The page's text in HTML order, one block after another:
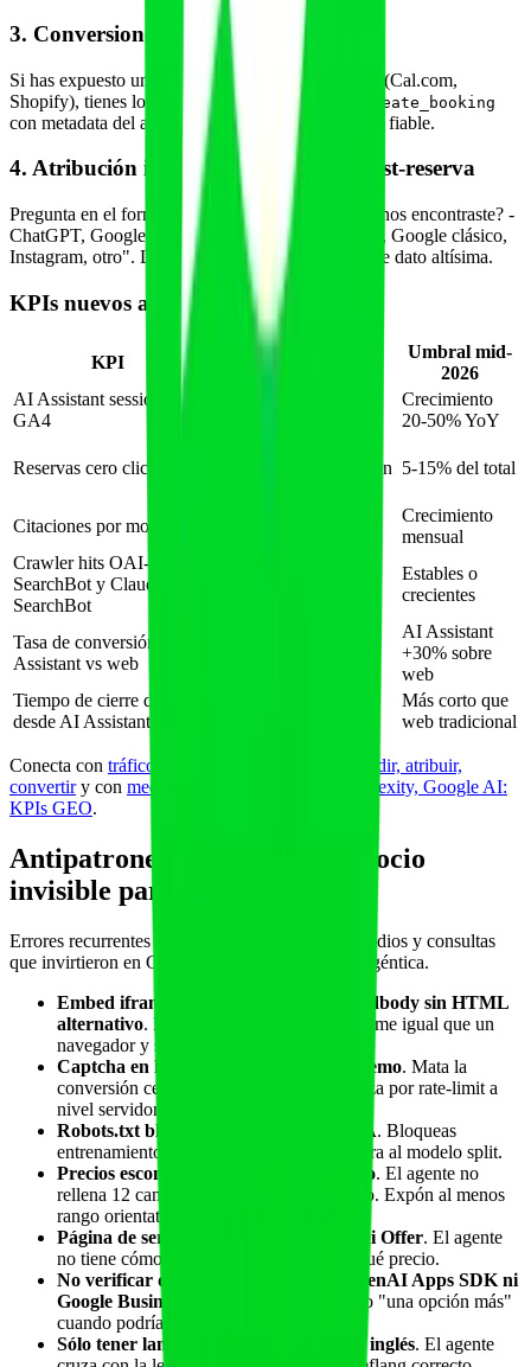
3. Conversiones en tu MCP server
Si has expuesto un MCP propio o uno gestionado (Cal.com,
Shopify), tienes log directo de invocaciones de
create_booking
con metadata del agente que llamó. Es el dato más fiable.
4. Atribución indirecta vía encuesta post-reserva
Pregunta en el formulario de bienvenida "¿Cómo nos encontraste? -
ChatGPT, Google AI, Claude, Perplexity, Gemini, Google clásico,
Instagram, otro". La fricción es baja y la calidad de dato altísima.
KPIs nuevos a vigilar
KPI
Umbral mid-
2026
AI Assistant sessions
GA4
Crecimiento
20-50% YoY
Reservas cero clicks
createBooking sin sesión 5-15% del total
Citaciones por motor
Crecimiento
mensual
Crawler hits OAI-
SearchBot y Claude-
SearchBot
Estables o
crecientes
Tasa de conversión AI
Assistant vs web
AI Assistant
+30% sobre
web
Tiempo de cierre demo
desde AI Assistant
Más corto que
web tradicional
Conecta con tráfico IA: ChatGPT, Perplexity, medir, atribuir,
convertiry con medir menciones ChatGPT, Perplexity, Google AI:
KPIs GEO.
Antipatrones que dejan tu negocio
invisible para los agentes
Errores recurrentes que vemos en gimnasios, estudios y consultas
que invirtieron en GEO pero ignoraron la capa agéntica.
Embed iframe puro de Calendly o Mindbody sin HTML
alternativo. El agente IA no ejecuta el iframe igual que un
navegador y se queda sin datos.
Captcha en la página de reserva o de demo. Mata la
conversión cero clicks de plano. Reemplaza por rate-limit a
nivel servidor.
Robots.txt bloqueando todos los bots IA. Bloqueas
entrenamiento pero también retrieval. Migra al modelo split.
Precios escondidos detrás de formulario. El agente no
rellena 12 campos para conseguir el precio. Expón al menos
rango orientativo en
Página de servicio sin schema Service ni Offer. El agente
no tiene cómo entender qué vendes ni a qué precio.
No verificar dominio en Anthropic, OpenAI Apps SDK ni
Google Business
. La marca aparece como "una opción más"
cuando podría ser "marca verificada".
Sólo tener landing en español o sólo en inglés. El agente